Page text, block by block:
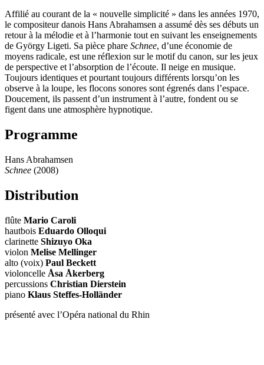
Affilié au courant de la « nouvelle simplicité » dans les années 1970,
le compositeur danois Hans Abrahamsen a assumé dès ses débuts un
retour à la mélodie et à l’harmonie tout en suivant les enseignements
de György Ligeti. Sa pièce phare Schnee, d’une économie de
moyens radicale, est une réflexion sur le motif du canon, sur les jeux
de perspective et l’absorption de l’écoute. Il neige en musique.
Toujours identiques et pourtant toujours différents lorsqu’on les
observe à la loupe, les flocons sonores sont égrenés dans l’espace.
Doucement, ils passent d’un instrument à l’autre, fondent ou se
figent dans une atmosphère hypnotique.
Programme
Hans Abrahamsen
Schnee (2008)
Distribution
flûte Mario Caroli
hautbois Eduardo Olloqui
clarinette Shizuyo Oka
violon Melise Mellinger
alto (voix) Paul Beckett
violoncelle Åsa Åkerberg
percussions Christian Dierstein
piano Klaus Steffes-Holländer
présenté avec l’Opéra national du Rhin